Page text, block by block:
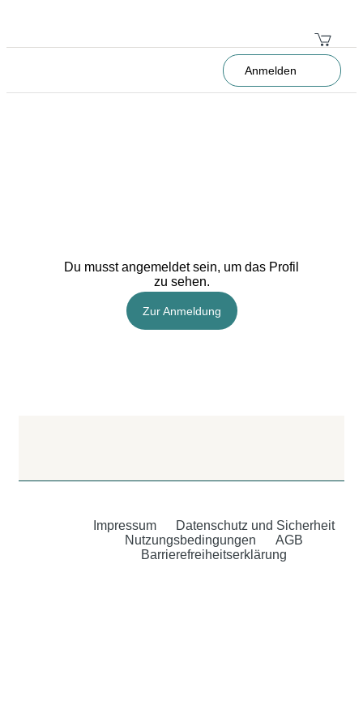
Anmelden
Du musst angemeldet sein, um das Profil
zu sehen.
Zur Anmeldung
Impressum
Datenschutz und Sicherheit
Nutzungsbedingungen
AGB
Barrierefreiheitserklärung